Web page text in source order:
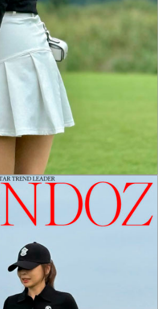
홈으로가기
이전페이지
관련상품..
상품문의하기
전체상품후기
신상품보기
회원가입